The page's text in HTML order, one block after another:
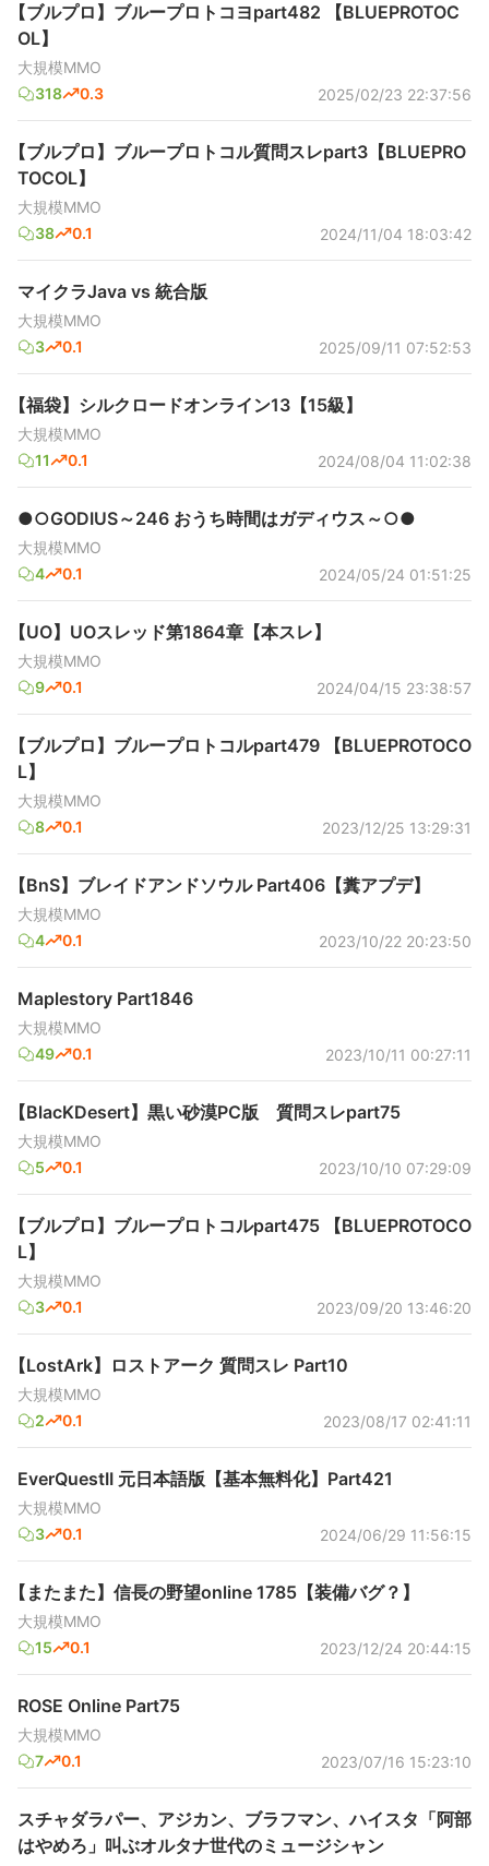
【ブルプロ】ブループロトコヨpart482 【BLUEPROTOC
OL】
大規模MMO
318
0.3 2025/02/23 22:37:56
【ブルプロ】ブループロトコル質問スレpart3【BLUEPRO
TOCOL】
大規模MMO
38
0.1 2024/11/04 18:03:42
マイクラJava vs 統合版
大規模MMO
3
0.1 2025/09/11 07:52:53
【福袋】シルクロードオンライン13【15級】
大規模MMO
11
0.1 2024/08/04 11:02:38
●○GODIUS～246 おうち時間はガディウス～○●
大規模MMO
4
0.1 2024/05/24 01:51:25
【UO】UOスレッド第1864章【本スレ】
大規模MMO
9
0.1 2024/04/15 23:38:57
【ブルプロ】ブループロトコルpart479 【BLUEPROTOCO
L】
大規模MMO
8
0.1 2023/12/25 13:29:31
【BnS】ブレイドアンドソウル Part406【糞アプデ】
大規模MMO
4
0.1 2023/10/22 20:23:50
Maplestory Part1846
大規模MMO
49
0.1 2023/10/11 00:27:11
【BlacKDesert】黒い砂漠PC版 質問スレpart75
大規模MMO
5
0.1 2023/10/10 07:29:09
【ブルプロ】ブループロトコルpart475 【BLUEPROTOCO
L】
大規模MMO
3
0.1 2023/09/20 13:46:20
【LostArk】ロストアーク 質問スレ Part10
大規模MMO
2
0.1 2023/08/17 02:41:11
EverQuestII 元日本語版【基本無料化】Part421
大規模MMO
3
0.1 2024/06/29 11:56:15
【またまた】信長の野望online 1785【装備バグ？】
大規模MMO
15
0.1 2023/12/24 20:44:15
ROSE Online Part75
大規模MMO
7
0.1 2023/07/16 15:23:10
スチャダラパー、アジカン、ブラフマン、ハイスタ「阿部
はやめろ」叫ぶオルタナ世代のミュージシャン